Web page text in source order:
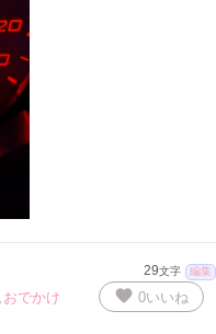
29文字 編集
, おでかけ favorite 0いいね